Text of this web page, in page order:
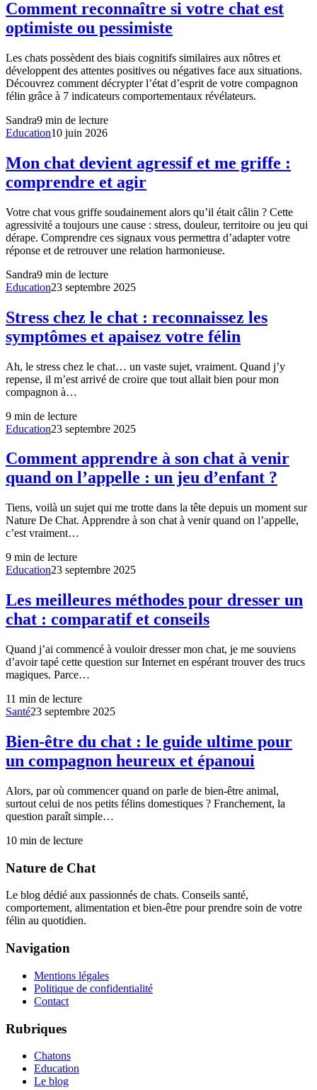
Comment reconnaître si votre chat est
optimiste ou pessimiste
Les chats possèdent des biais cognitifs similaires aux nôtres et
développent des attentes positives ou négatives face aux situations.
Découvrez comment décrypter l’état d’esprit de votre compagnon
félin grâce à 7 indicateurs comportementaux révélateurs.
Sandra9 min de lecture
Education10 juin 2026
Mon chat devient agressif et me griffe :
comprendre et agir
Votre chat vous griffe soudainement alors qu’il était câlin ? Cette
agressivité a toujours une cause : stress, douleur, territoire ou jeu qui
dérape. Comprendre ces signaux vous permettra d’adapter votre
réponse et de retrouver une relation harmonieuse.
Sandra9 min de lecture
Education23 septembre 2025
Stress chez le chat : reconnaissez les
symptômes et apaisez votre félin
Ah, le stress chez le chat… un vaste sujet, vraiment. Quand j’y
repense, il m’est arrivé de croire que tout allait bien pour mon
compagnon à…
9 min de lecture
Education23 septembre 2025
Comment apprendre à son chat à venir
quand on l’appelle : un jeu d’enfant ?
Tiens, voilà un sujet qui me trotte dans la tête depuis un moment sur
Nature De Chat. Apprendre à son chat à venir quand on l’appelle,
c’est vraiment…
9 min de lecture
Education23 septembre 2025
Les meilleures méthodes pour dresser un
chat : comparatif et conseils
Quand j’ai commencé à vouloir dresser mon chat, je me souviens
d’avoir tapé cette question sur Internet en espérant trouver des trucs
magiques. Parce…
11 min de lecture
Santé23 septembre 2025
Bien-être du chat : le guide ultime pour
un compagnon heureux et épanoui
Alors, par où commencer quand on parle de bien-être animal,
surtout celui de nos petits félins domestiques ? Franchement, la
question paraît simple…
10 min de lecture
Nature de Chat
Le blog dédié aux passionnés de chats. Conseils santé,
comportement, alimentation et bien-être pour prendre soin de votre
félin au quotidien.
Navigation
Mentions légales
Politique de confidentialité
Contact
Rubriques
Chatons
Education
Le blog